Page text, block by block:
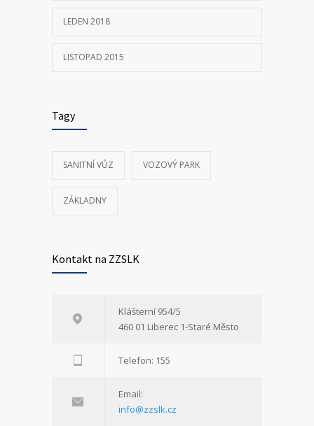
LEDEN 2018
LISTOPAD 2015
Tagy
SANITNÍ VŮZ VOZOVÝ PARK
ZÁKLADNY
Kontakt na ZZSLK
Klášterní 954/5
460 01 Liberec 1-Staré Město
Telefon: 155
Email:
info@zzslk.cz